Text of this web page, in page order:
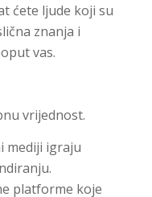
ćete ljude koji su
znanja i
vas.
vrijednost.
mediji igraju
platforme koje